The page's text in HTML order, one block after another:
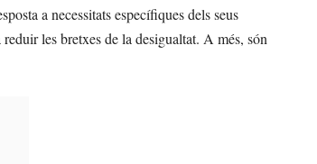
a necessitats específiques dels seus
les bretxes de la desigualtat. A més, són